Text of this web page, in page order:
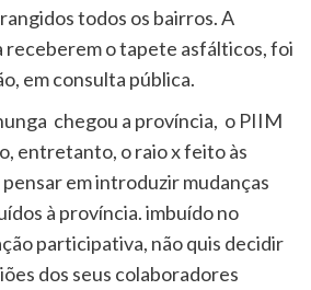
todos os bairros. A
receberem o tapete asfálticos, foi
em consulta pública.
chegou a província, o PIIM
entretanto, o raio x feito às
em introduzir mudanças
à província. imbuído no
participativa, não quis decidir
dos seus colaboradores